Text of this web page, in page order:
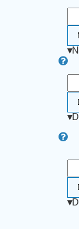
▾
▾
▾